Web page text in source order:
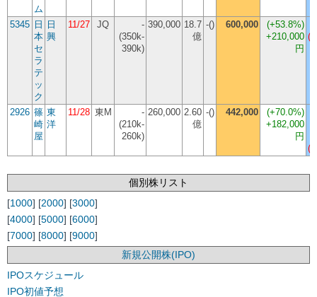
ム
5345 日
本
セ
ラ
テ
ッ
ク
日
興
11/27 JQ
-
(350k-
390k)
390,000 18.7
億
-() 600,000 (+53.8%)
+210,000
円
(-
2926 篠
崎
屋
東
洋
11/28 東M
-
(210k-
260k)
260,000 2.60
億
-() 442,000 (+70.0%)
+182,000
円
(-
個別株リスト
[1000] [2000] [3000]
[4000] [5000] [6000]
[7000] [8000] [9000]
新規公開株(IPO)
IPOスケジュール
IPO初値予想